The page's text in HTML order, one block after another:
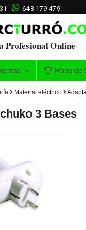
648 179 479
Profesional Online
Ropa de
Material eléctrico
3 Bases